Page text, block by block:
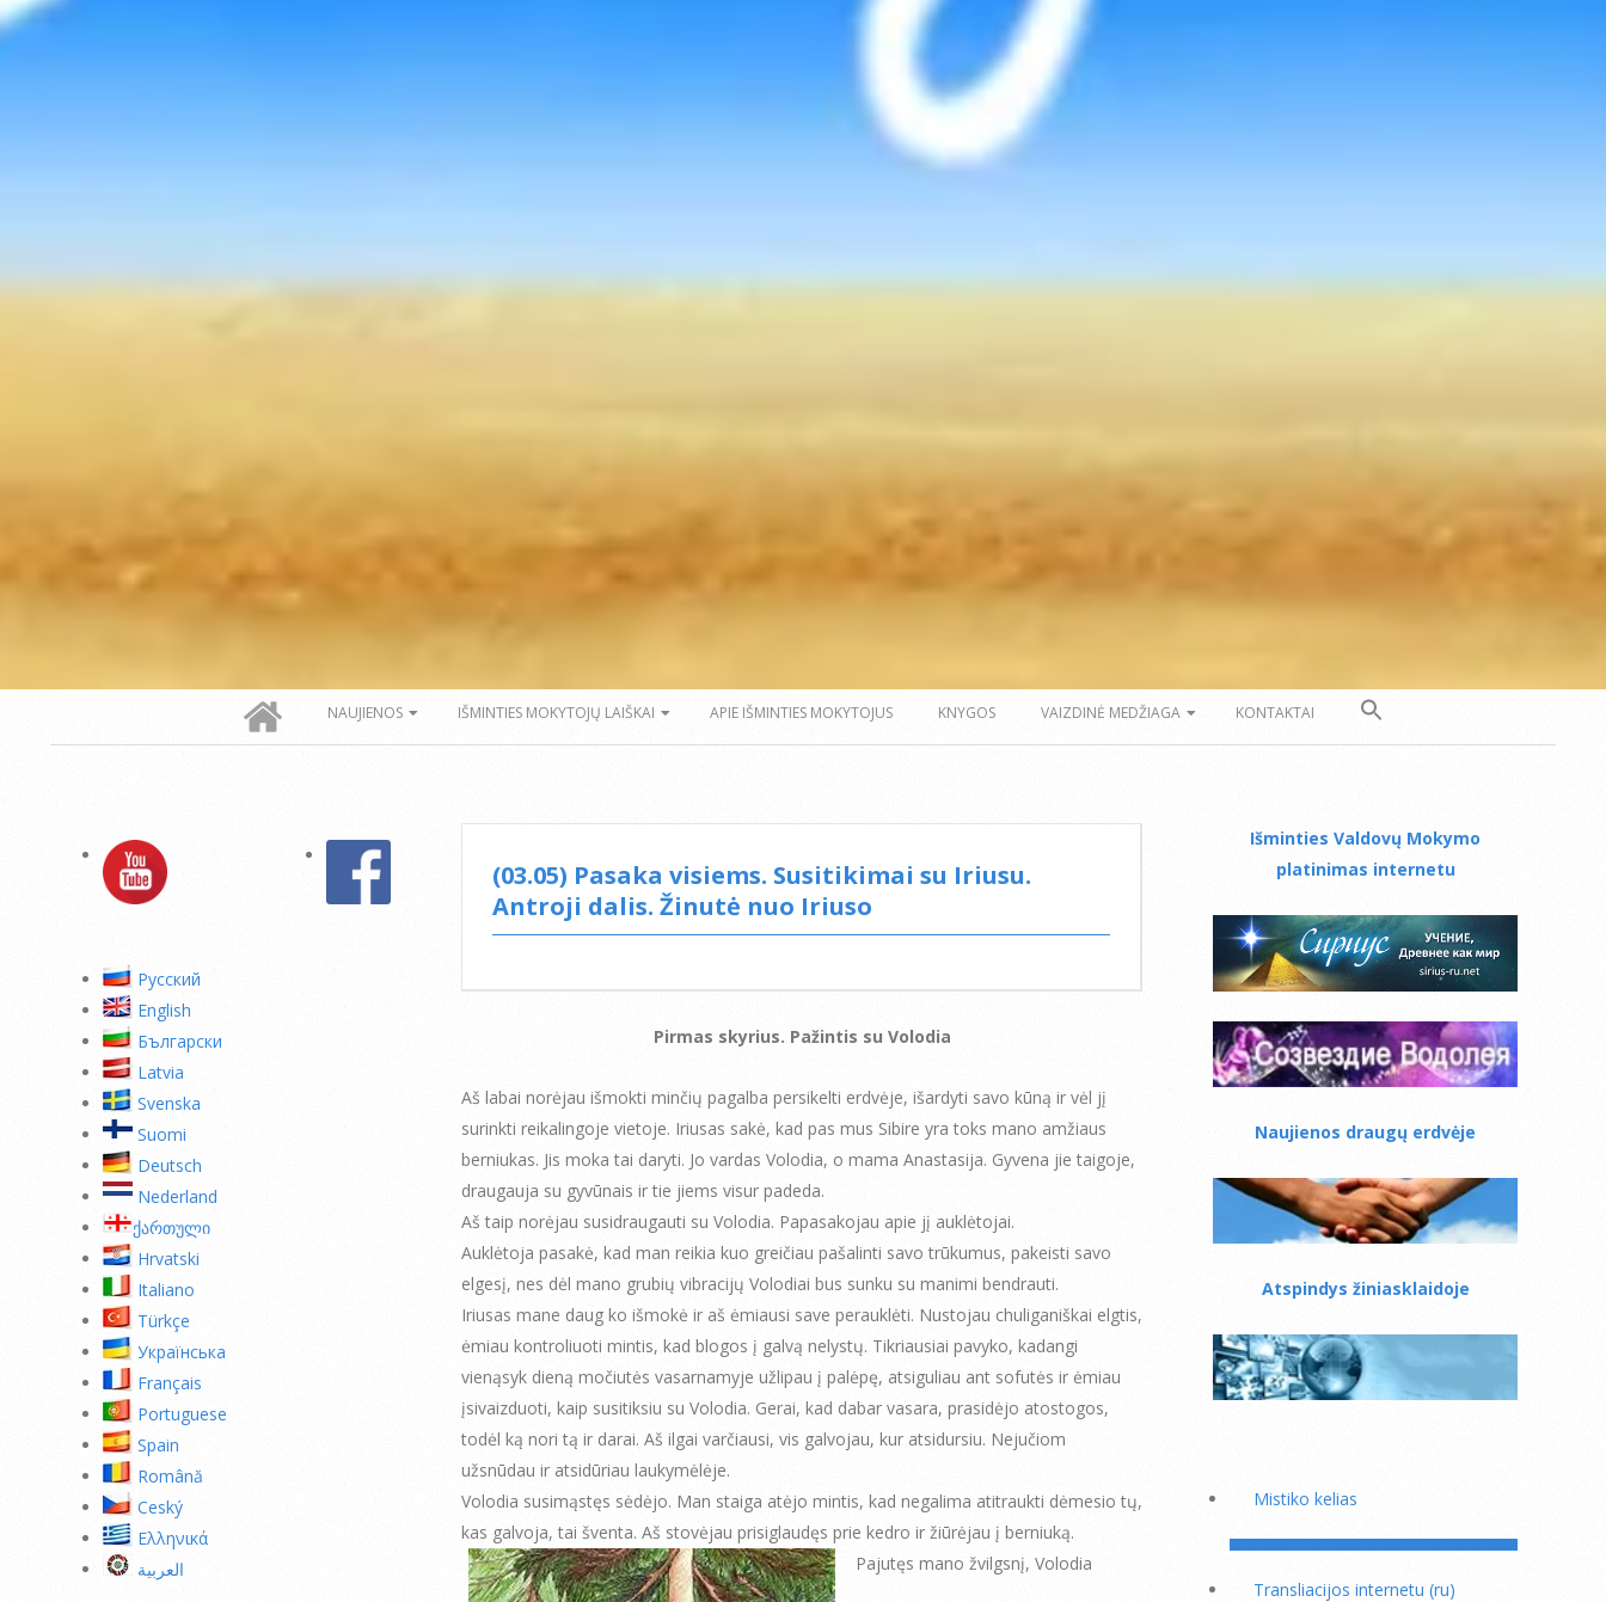
NAUJIENOS IŠMINTIES MOKYTOJŲ LAIŠKAI APIE IŠMINTIES MOKYTOJUS KNYGOS VAIZDINĖ MEDŽIAGA KONTAKTAI
(03.05) Pasaka visiems. Susitikimai su Iriusu.
Antroji dalis. Žinutė nuo Iriuso
Pirmas skyrius. Pažintis su Volodia
Aš labai norėjau išmokti minčių pagalba persikelti erdvėje, išardyti savo kūną ir vėl jį
surinkti reikalingoje vietoje. Iriusas sakė, kad pas mus Sibire yra toks mano amžiaus
berniukas. Jis moka tai daryti. Jo vardas Volodia, o mama Anastasija. Gyvena jie taigoje,
draugauja su gyvūnais ir tie jiems visur padeda.
Aš taip norėjau susidraugauti su Volodia. Papasakojau apie jį auklėtojai.
Auklėtoja pasakė, kad man reikia kuo greičiau pašalinti savo trūkumus, pakeisti savo
elgesį, nes dėl mano grubių vibracijų Volodiai bus sunku su manimi bendrauti.
Iriusas mane daug ko išmokė ir aš ėmiausi save perauklėti. Nustojau chuliganiškai elgtis,
ėmiau kontroliuoti mintis, kad blogos į galvą nelystų. Tikriausiai pavyko, kadangi
vienąsyk dieną močiutės vasarnamyje užlipau į palėpę, atsiguliau ant sofutės ir ėmiau
įsivaizduoti, kaip susitiksiu su Volodia. Gerai, kad dabar vasara, prasidėjo atostogos,
todėl ką nori tą ir darai. Aš ilgai varčiausi, vis galvojau, kur atsidursiu. Nejučiom
užsnūdau ir atsidūriau laukymėlėje.
Volodia susimąstęs sėdėjo. Man staiga atėjo mintis, kad negalima atitraukti dėmesio tų,
kas galvoja, tai šventa. Aš stovėjau prisiglaudęs prie kedro ir žiūrėjau į berniuką.
Pajutęs mano žvilgsnį, Volodia
Pусский
English
Български
Latvia
Svenska
Suomi
Deutsch
Nederland
ქართული
Hrvatski
Italiano
Türkçe
Українська
Français
Portuguese
Spain
Română
Ceský
Ελληνικά
العربية
Išminties Valdovų Mokymo
platinimas internetu
Naujienos draugų erdvėje
Atspindys žiniasklaidoje
Mistiko kelias
Transliacijos internetu (ru)